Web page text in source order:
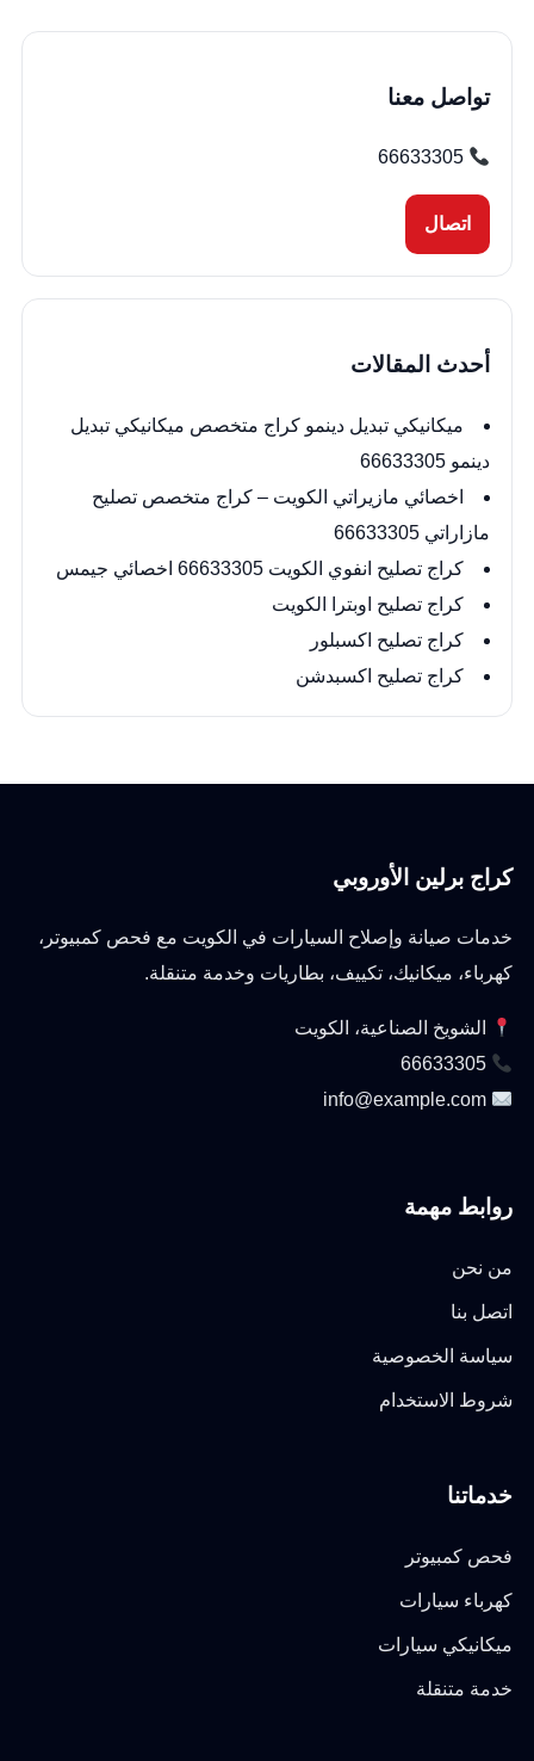
تواصل معنا
66633305
اتصال
أحدث المقالات
ميكانيكي تبديل دينمو كراج متخصص ميكانيكي تبديل
دينمو 66633305
اخصائي مازيراتي الكويت – كراج متخصص تصليح
مازاراتي 66633305
كراج تصليح انفوي الكويت 66633305 اخصائي جيمس
كراج تصليح اوبترا الكويت
كراج تصليح اكسبلور
كراج تصليح اكسبدشن
كراج برلين الأوروبي
خدمات صيانة وإصلاح السيارات في الكويت مع فحص كمبيوتر،
كهرباء، ميكانيك، تكييف، بطاريات وخدمة متنقلة.
الشويخ الصناعية، الكويت
66633305
info@example.com
روابط مهمة
من نحن
اتصل بنا
سياسة الخصوصية
شروط الاستخدام
خدماتنا
فحص كمبيوتر
كهرباء سيارات
ميكانيكي سيارات
خدمة متنقلة